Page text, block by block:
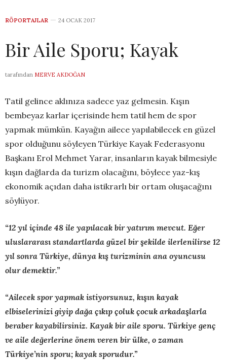
RÖPORTAJLAR 24 OCAK 2017
Bir Aile Sporu; Kayak
tarafından MERVE AKDOĞAN
Tatil gelince aklınıza sadece yaz gelmesin. Kışın
bembeyaz karlar içerisinde hem tatil hem de spor
yapmak mümkün. Kayağın ailece yapılabilecek en güzel
spor olduğunu söyleyen Türkiye Kayak Federasyonu
Başkanı Erol Mehmet Yarar, insanların kayak bilmesiyle
kışın dağlarda da turizm olacağını, böylece yaz-kış
ekonomik açıdan daha istikrarlı bir ortam oluşacağını
söylüyor.
“12 yıl içinde 48 ile yapılacak bir yatırım mevcut. Eğer
uluslararası standartlarda güzel bir şekilde ilerlenilirse 12
yıl sonra Türkiye, dünya kış turizminin ana oyuncusu
olur demektir.”
“Ailecek spor yapmak istiyorsunuz, kışın kayak
elbiselerinizi giyip dağa çıkıp çoluk çocuk arkadaşlarla
beraber kayabilirsiniz. Kayak bir aile sporu. Türkiye genç
ve aile değerlerine önem veren bir ülke, o zaman
Türkiye’nin sporu; kayak sporudur.”